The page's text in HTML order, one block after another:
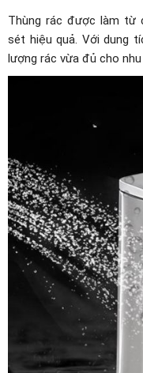
Thùng rác được làm từ
sét hiệu quả. Với dung
lượng rác vừa đủ cho